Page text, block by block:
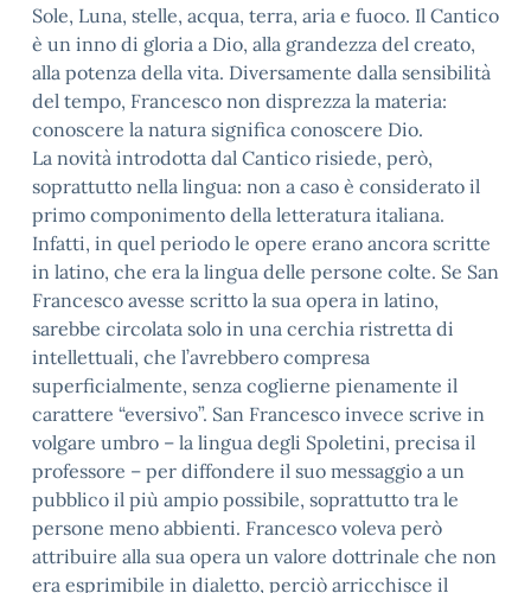
Sole, Luna, stelle, acqua, terra, aria e fuoco. Il Cantico
è un inno di gloria a Dio, alla grandezza del creato,
alla potenza della vita. Diversamente dalla sensibilità
del tempo, Francesco non disprezza la materia:
conoscere la natura significa conoscere Dio.
La novità introdotta dal Cantico risiede, però,
soprattutto nella lingua: non a caso è considerato il
primo componimento della letteratura italiana.
Infatti, in quel periodo le opere erano ancora scritte
in latino, che era la lingua delle persone colte. Se San
Francesco avesse scritto la sua opera in latino,
sarebbe circolata solo in una cerchia ristretta di
intellettuali, che l’avrebbero compresa
superficialmente, senza coglierne pienamente il
carattere “eversivo”. San Francesco invece scrive in
volgare umbro – la lingua degli Spoletini, precisa il
professore – per diffondere il suo messaggio a un
pubblico il più ampio possibile, soprattutto tra le
persone meno abbienti. Francesco voleva però
attribuire alla sua opera un valore dottrinale che non
era esprimibile in dialetto, perciò arricchisce il